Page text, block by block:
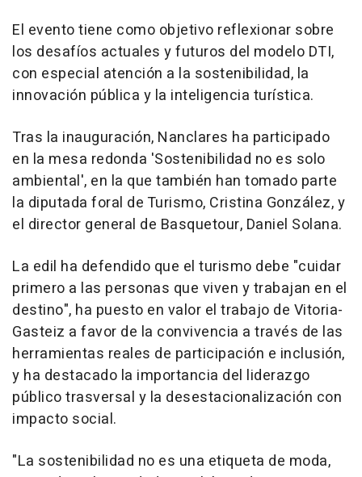
El evento tiene como objetivo reflexionar sobre
los desafíos actuales y futuros del modelo DTI,
con especial atención a la sostenibilidad, la
innovación pública y la inteligencia turística.
Tras la inauguración, Nanclares ha participado
en la mesa redonda 'Sostenibilidad no es solo
ambiental', en la que también han tomado parte
la diputada foral de Turismo, Cristina González, y
el director general de Basquetour, Daniel Solana.
La edil ha defendido que el turismo debe "cuidar
primero a las personas que viven y trabajan en el
destino", ha puesto en valor el trabajo de Vitoria-
Gasteiz a favor de la convivencia a través de las
herramientas reales de participación e inclusión,
y ha destacado la importancia del liderazgo
público trasversal y la desestacionalización con
impacto social.
"La sostenibilidad no es una etiqueta de moda,